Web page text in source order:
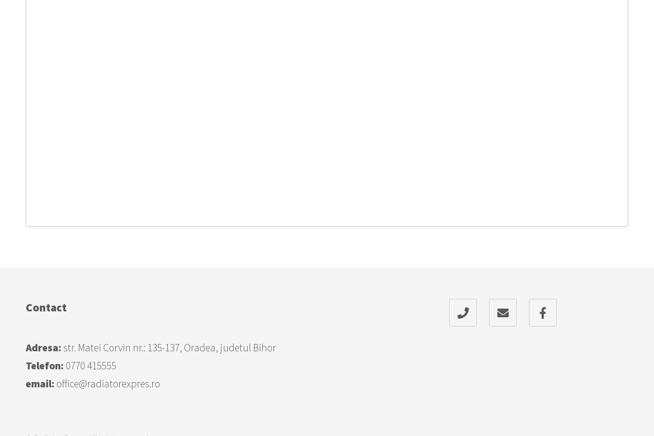
Contact
Adresa:str. Matei Corvin nr.: 135-137, Oradea, judetul Bihor
Telefon: 0770 415555
email: office@radiatorexpres.ro